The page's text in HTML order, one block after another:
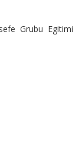
Grubu Egitimi